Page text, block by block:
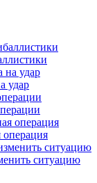
удар
операция
ситуацию